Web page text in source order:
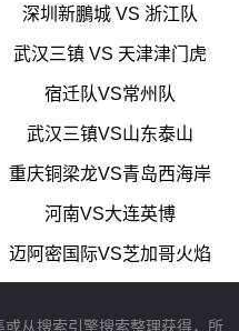
深圳新鵬城 VS 浙江队
武汉三镇 VS 天津津门虎
宿迁队VS常州队
武汉三镇VS山东泰山
重庆铜梁龙VS青岛西海岸
河南VS大连英博
迈阿密国际VS芝加哥火焰
从搜索引擎搜索整理获得，所